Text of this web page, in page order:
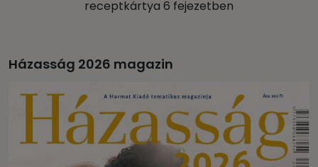
receptkártya 6 fejezetben
Házasság 2026 magazin